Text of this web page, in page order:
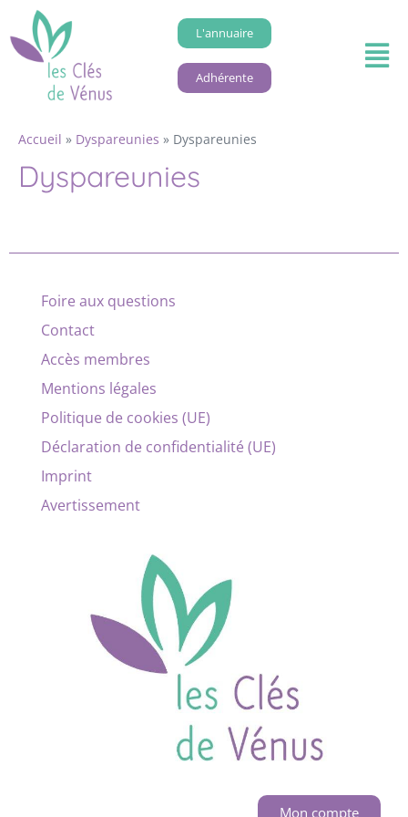
L'annuaire
Adhérente
Accueil » Dyspareunies » Dyspareunies
Dyspareunies
Foire aux questions
Contact
Accès membres
Mentions légales
Politique de cookies (UE)
Déclaration de confidentialité (UE)
Imprint
Avertissement
Mon compte